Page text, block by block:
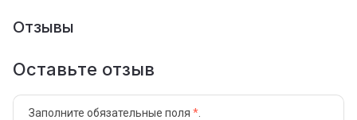
Отзывы
Оставьте отзыв
Заполните обязательные поля *